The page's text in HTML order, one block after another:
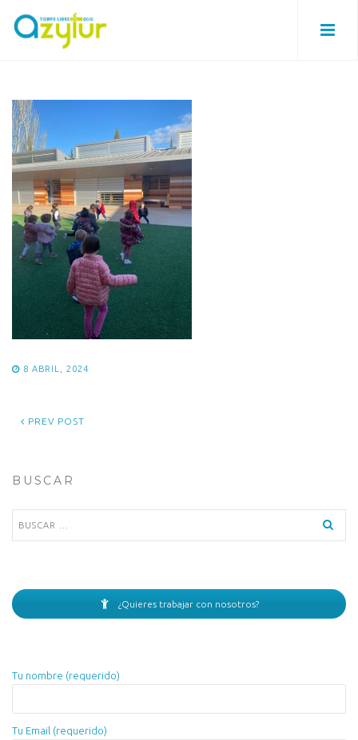
8 ABRIL, 2024
PREV POST
BUSCAR
¿Quieres trabajar con nosotros?
Tu nombre (requerido)
Tu Email (requerido)